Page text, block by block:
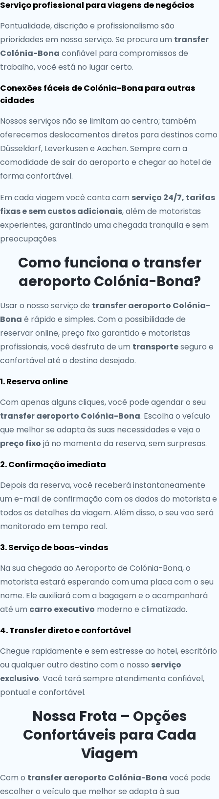
Serviço profissional para viagens de negócios
Pontualidade, discrição e profissionalismo são
prioridades em nosso serviço. Se procura um transfer
Colónia-Bona confiável para compromissos de
trabalho, você está no lugar certo.
Conexões fáceis de Colónia-Bona para outras
cidades
Nossos serviços não se limitam ao centro; também
oferecemos deslocamentos diretos para destinos como
Düsseldorf, Leverkusen e Aachen. Sempre com a
comodidade de sair do aeroporto e chegar ao hotel de
forma confortável.
Em cada viagem você conta com serviço 24/7, tarifas
fixas e sem custos adicionais, além de motoristas
experientes, garantindo uma chegada tranquila e sem
preocupações.
Como funciona o transfer
aeroporto Colónia-Bona?
Usar o nosso serviço de transfer aeroporto Colónia-
Bona é rápido e simples. Com a possibilidade de
reservar online, preço fixo garantido e motoristas
profissionais, você desfruta de um transporteseguro e
confortável até o destino desejado.
1. Reserva online
Com apenas alguns cliques, você pode agendar o seu
transfer aeroporto Colónia-Bona. Escolha o veículo
que melhor se adapta às suas necessidades e veja o
preço fixo já no momento da reserva, sem surpresas.
2. Confirmação imediata
Depois da reserva, você receberá instantaneamente
um e-mail de confirmação com os dados do motorista e
todos os detalhes da viagem. Além disso, o seu voo será
monitorado em tempo real.
3. Serviço de boas-vindas
Na sua chegada ao Aeroporto de Colónia-Bona, o
motorista estará esperando com uma placa com o seu
nome. Ele auxiliará com a bagagem e o acompanhará
até um carro executivo moderno e climatizado.
4. Transfer direto e confortável
Chegue rapidamente e sem estresse ao hotel, escritório
ou qualquer outro destino com o nosso serviço
exclusivo. Você terá sempre atendimento confiável,
pontual e confortável.
Nossa Frota – Opções
Confortáveis para Cada
Viagem
Com o transfer aeroporto Colónia-Bona você pode
escolher o veículo que melhor se adapta à sua